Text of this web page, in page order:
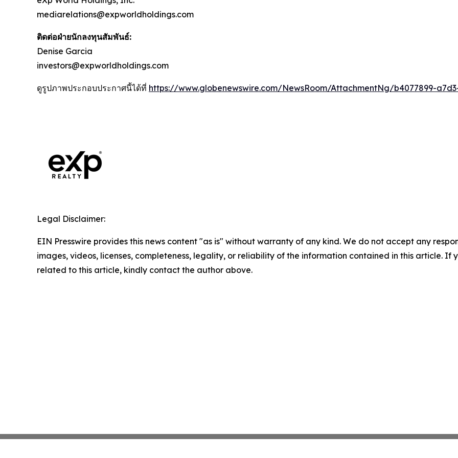
mediarelations@expworldholdings.com
ติดต่อฝ่ายนักลงทุนสัมพันธ์:
Denise Garcia
investors@expworldholdings.com
ดูรูปภาพประกอบประกาศนี้ได้ที่ https://www.globenewswire.com/NewsRoom/AttachmentNg/b4077899-
Legal Disclaimer:
EIN Presswire provides this news content "as is" without warranty of any kind. We do not accept any
images, videos, licenses, completeness, legality, or reliability of the information contained in this article. If
related to this article, kindly contact the author above.